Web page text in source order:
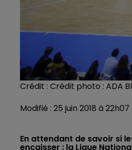
Crédit : Crédit photo : ADA
Modifié : 25 juin 2018 à
En attendant de savoir si
encaisser : la Ligue